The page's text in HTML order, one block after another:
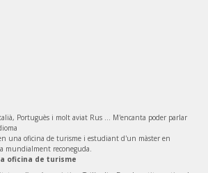
Portuguès i molt aviat Rus ... M'encanta poder parlar
una oficina de turisme i estudiant d'un màster en
mundialment reconeguda.
oficina de turisme